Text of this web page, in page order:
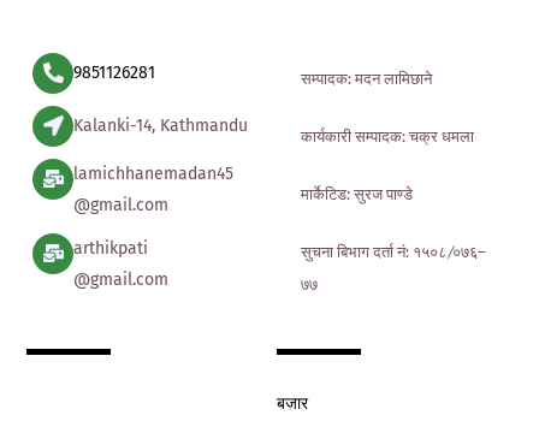
9851126281
Kalanki-14, Kathmandu
lamichhanemadan45
@gmail.com
arthikpati
@gmail.com
सम्पादक: मदन लामिछाने
कार्यकारी सम्पादक: चक्र धमला
मार्केटिड: सुरज पाण्डे
सुचना बिभाग दर्ता नं: १५०८ ∕०७६–
७७
बजार